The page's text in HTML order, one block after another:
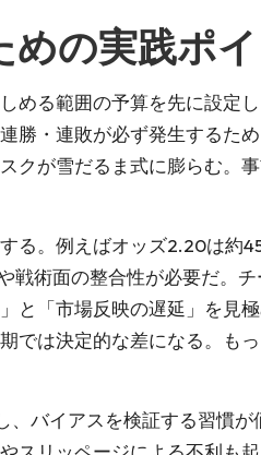
の実践ポ
める範囲の予算を先に設定
・連敗が必ず発生するため
が雪だるま式に膨らむ。
る。例えばオッズ2.20は約
戦術面の整合性が必要だ。
と「市場反映の遅延」を見
では決定的な差になる。も
バイアスを検証する習慣が